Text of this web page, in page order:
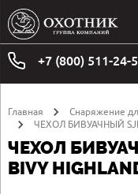
+7 (800) 511-24-
Главная Снаряжение
ЧЕХОЛ БИВУАЧНЫЙ SJK
ЧЕХОЛ
BIVY